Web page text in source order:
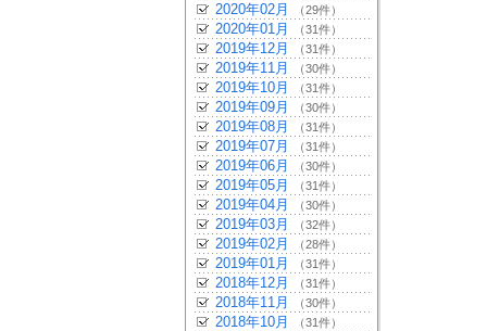
2020年02月 （29件）
2020年01月 （31件）
2019年12月 （31件）
2019年11月 （30件）
2019年10月 （31件）
2019年09月 （30件）
2019年08月 （31件）
2019年07月 （31件）
2019年06月 （30件）
2019年05月 （31件）
2019年04月 （30件）
2019年03月 （32件）
2019年02月 （28件）
2019年01月 （31件）
2018年12月 （31件）
2018年11月 （30件）
2018年10月 （31件）